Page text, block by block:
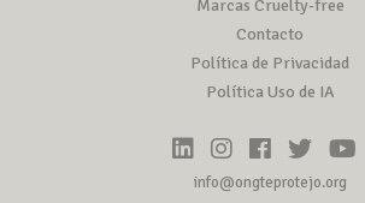
Marcas Cruelty-free
Contacto
Política de Privacidad
Política Uso de IA
info@ongteprotejo.org